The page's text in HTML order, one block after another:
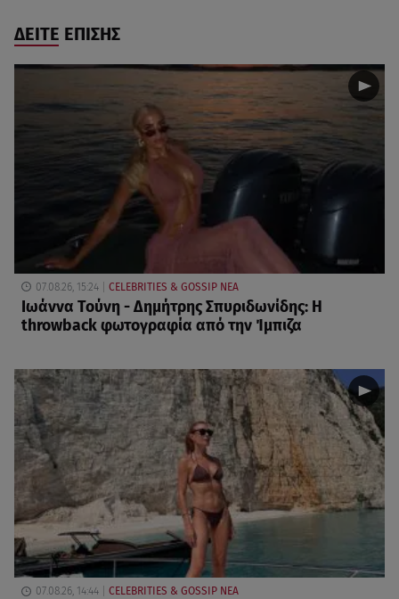
ΔΕΙΤΕ ΕΠΙΣΗΣ
07.08.26, 15:24 CELEBRITIES & GOSSIP ΝΕΑ
Ιωάννα Τούνη - Δημήτρης Σπυριδωνίδης: Η
throwback φωτογραφία από την Ίμπιζα
07.08.26, 14:44 CELEBRITIES & GOSSIP ΝΕΑ